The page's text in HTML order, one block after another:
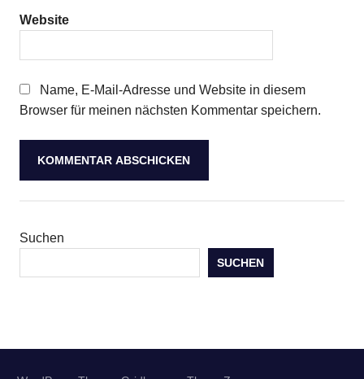
Website
Name, E-Mail-Adresse und Website in diesem
Browser für meinen nächsten Kommentar speichern.
Suchen
SUCHEN